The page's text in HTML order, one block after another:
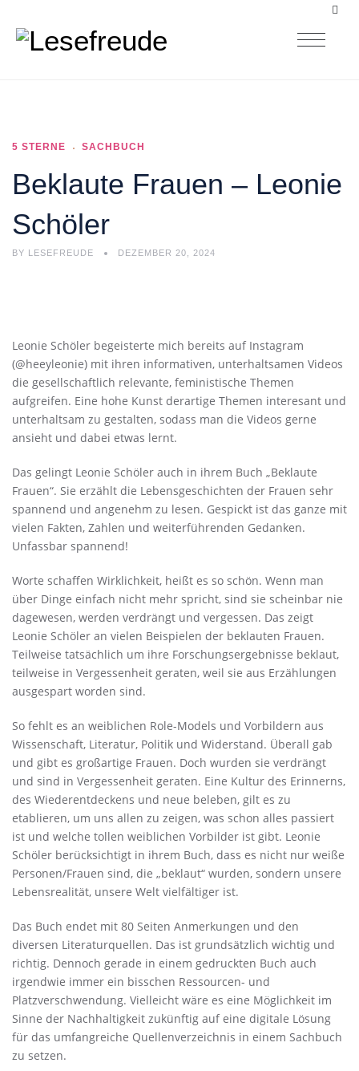
5 STERNE SACHBUCH
Beklaute Frauen – Leonie
Schöler
BY LESEFREUDE DEZEMBER 20, 2024
Leonie Schöler begeisterte mich bereits auf Instagram
(@heeyleonie) mit ihren informativen, unterhaltsamen Videos
die gesellschaftlich relevante, feministische Themen
aufgreifen. Eine hohe Kunst derartige Themen interesant und
unterhaltsam zu gestalten, sodass man die Videos gerne
ansieht und dabei etwas lernt.
Das gelingt Leonie Schöler auch in ihrem Buch „Beklaute
Frauen“. Sie erzählt die Lebensgeschichten der Frauen sehr
spannend und angenehm zu lesen. Gespickt ist das ganze mit
vielen Fakten, Zahlen und weiterführenden Gedanken.
Unfassbar spannend!
Worte schaffen Wirklichkeit, heißt es so schön. Wenn man
über Dinge einfach nicht mehr spricht, sind sie scheinbar nie
dagewesen, werden verdrängt und vergessen. Das zeigt
Leonie Schöler an vielen Beispielen der beklauten Frauen.
Teilweise tatsächlich um ihre Forschungsergebnisse beklaut,
teilweise in Vergessenheit geraten, weil sie aus Erzählungen
ausgespart worden sind.
So fehlt es an weiblichen Role-Models und Vorbildern aus
Wissenschaft, Literatur, Politik und Widerstand. Überall gab
und gibt es großartige Frauen. Doch wurden sie verdrängt
und sind in Vergessenheit geraten. Eine Kultur des Erinnerns,
des Wiederentdeckens und neue beleben, gilt es zu
etablieren, um uns allen zu zeigen, was schon alles passiert
ist und welche tollen weiblichen Vorbilder ist gibt. Leonie
Schöler berücksichtigt in ihrem Buch, dass es nicht nur weiße
Personen/Frauen sind, die „beklaut“ wurden, sondern unsere
Lebensrealität, unsere Welt vielfältiger ist.
Das Buch endet mit 80 Seiten Anmerkungen und den
diversen Literaturquellen. Das ist grundsätzlich wichtig und
richtig. Dennoch gerade in einem gedruckten Buch auch
irgendwie immer ein bisschen Ressourcen- und
Platzverschwendung. Vielleicht wäre es eine Möglichkeit im
Sinne der Nachhaltigkeit zukünftig auf eine digitale Lösung
für das umfangreiche Quellenverzeichnis in einem Sachbuch
zu setzen.